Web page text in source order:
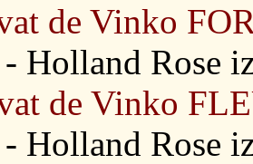
de Vinko
- Holland Rose
de Vinko
- Holland Rose